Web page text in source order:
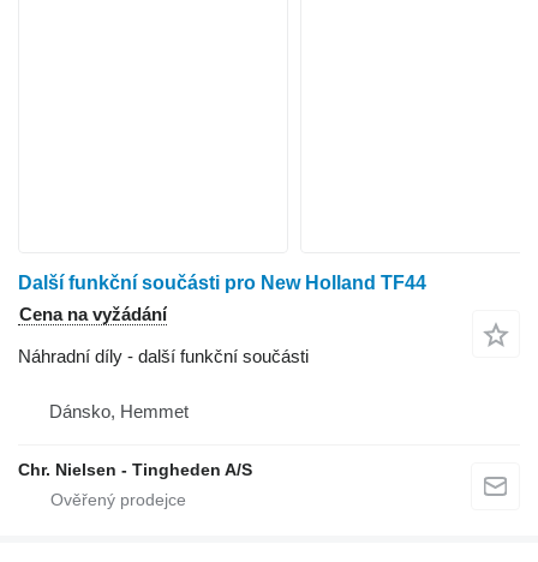
Další funkční součásti pro New Holland TF44
Cena na vyžádání
Náhradní díly - další funkční součásti
Dánsko, Hemmet
Chr. Nielsen - Tingheden A/S